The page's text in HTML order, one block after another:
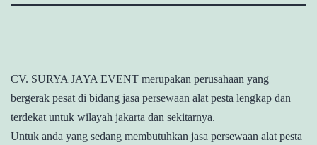
CV. SURYA JAYA EVENT merupakan perusahaan yang
bergerak pesat di bidang jasa persewaan alat pesta lengkap dan
terdekat untuk wilayah jakarta dan sekitarnya.
Untuk anda yang sedang membutuhkan jasa persewaan alat pesta